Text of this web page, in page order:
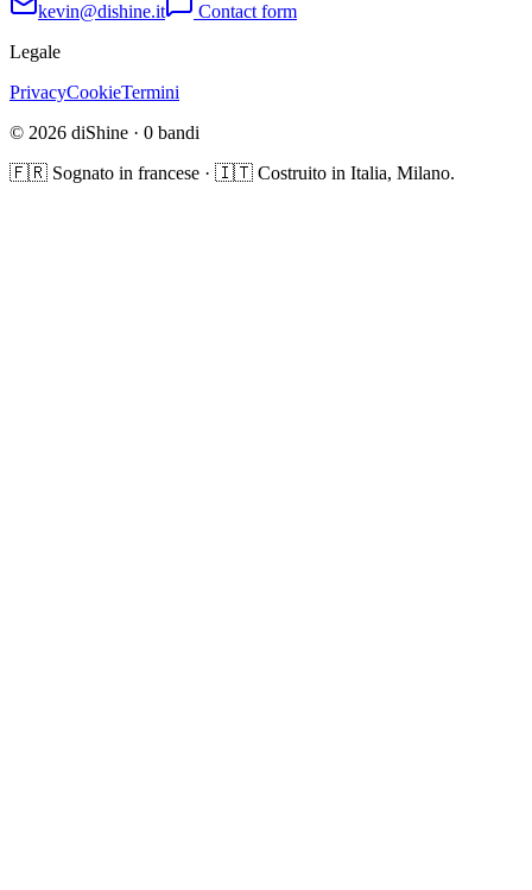
kevin@dishine.it
Contact form
Legale
PrivacyCookieTermini
© 2026 diShine · 0 bandi
🇫🇷 Sognato in francese · 🇮🇹 Costruito in Italia, Milano.